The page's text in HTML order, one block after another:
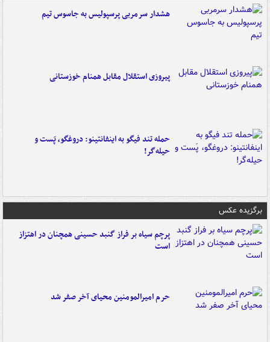
هشدار سرمربی پرسپولیس به جاسوس تیم
پیروزی استقلال مقابل همنام خوزستانی
حمله تند فیگو به اینفانتینو: دروغگو، پَست‌ و
حیله‌گر!
برگزیده عکس
پرچم سیاه بر فراز گنبد حسینی همچنان در اهتزاز
است
حرم امیرالمومنین محیای آخر صفر شد